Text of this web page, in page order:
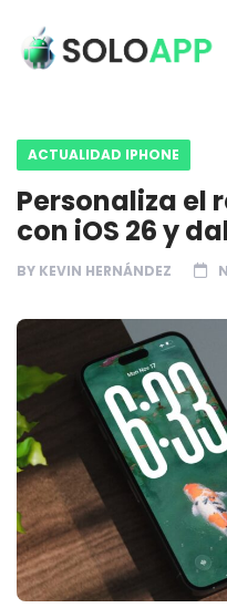
ACTUALIDAD IPHONE
Personaliza el
con iOS 26 y
BY KEVIN HERNÁNDEZ